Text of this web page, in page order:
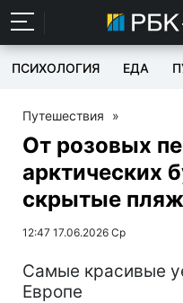
ПСИХОЛОГИЯ ЕДА
Путешествия »
От розовых
арктических
скрытые
12:47 17.06.2026 Ср
Самые красивые
Европе